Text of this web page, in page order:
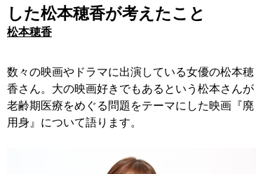
した松本穂香が考えたこと
松本穂香
数々の映画やドラマに出演している女優の松本穂
香さん。大の映画好きでもあるという松本さんが
老齢期医療をめぐる問題をテーマにした映画『廃
用身』について語ります。